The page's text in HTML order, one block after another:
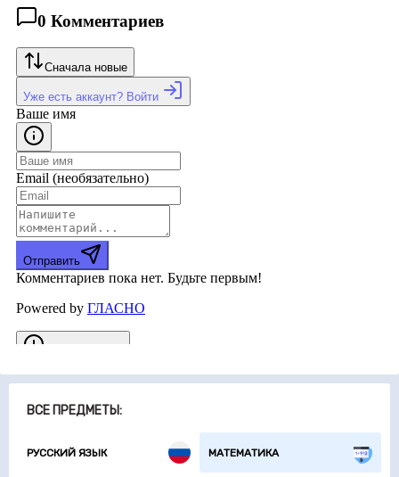
ВСЕ ПРЕДМЕТЫ:
РУССКИЙ ЯЗЫК МАТЕМАТИКА